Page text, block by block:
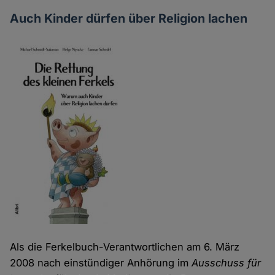
Auch Kinder dürfen über Religion lachen
Als die Ferkelbuch-Verantwortlichen am 6. März
2008 nach einstündiger Anhörung imAusschuss für